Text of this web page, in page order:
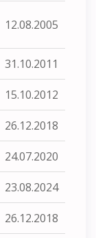
12.08.2005
31.10.2011
15.10.2012
26.12.2018
24.07.2020
23.08.2024
26.12.2018